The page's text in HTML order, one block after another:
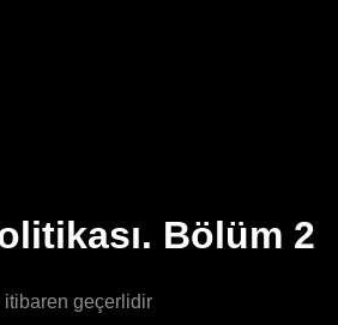
Bölüm 2
geçerlidir